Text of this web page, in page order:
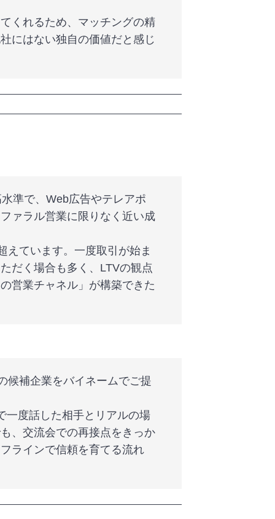
くれるため、マッチングの精
にはない独自の価値だと感じ
準で、Web広告やテレアポ
ァラル営業に限りなく近い成
えています。一度取引が始ま
だく場合も多く、LTVの観点
営業チャネル」が構築できた
候補企業をバイネームでご提
一度話した相手とリアルの場
、交流会での再接点をきっか
ラインで信頼を育てる流れ